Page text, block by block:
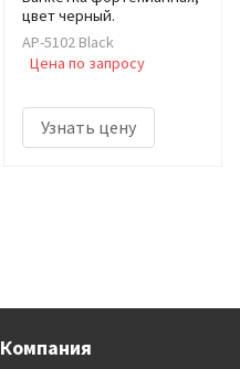
цвет черный.
AP-5102 Black
Цена по запросу
Узнать цену
Компания